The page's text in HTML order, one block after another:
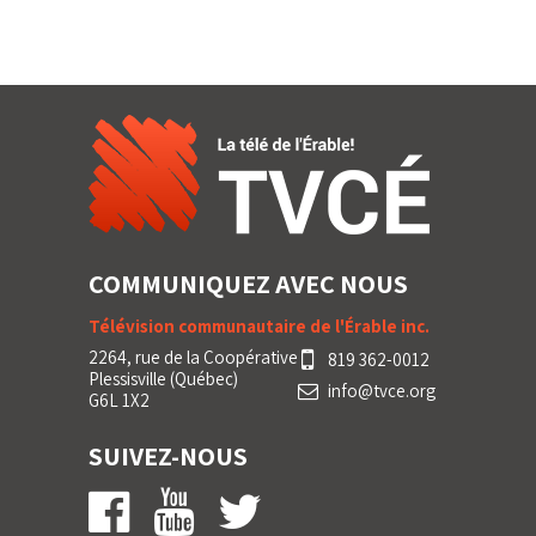
COMMUNIQUEZ AVEC NOUS
Télévision communautaire de l'Érable inc.
2264, rue de la Coopérative
Plessisville (Québec)
G6L 1X2
819 362-0012
info@tvce.org
SUIVEZ-NOUS